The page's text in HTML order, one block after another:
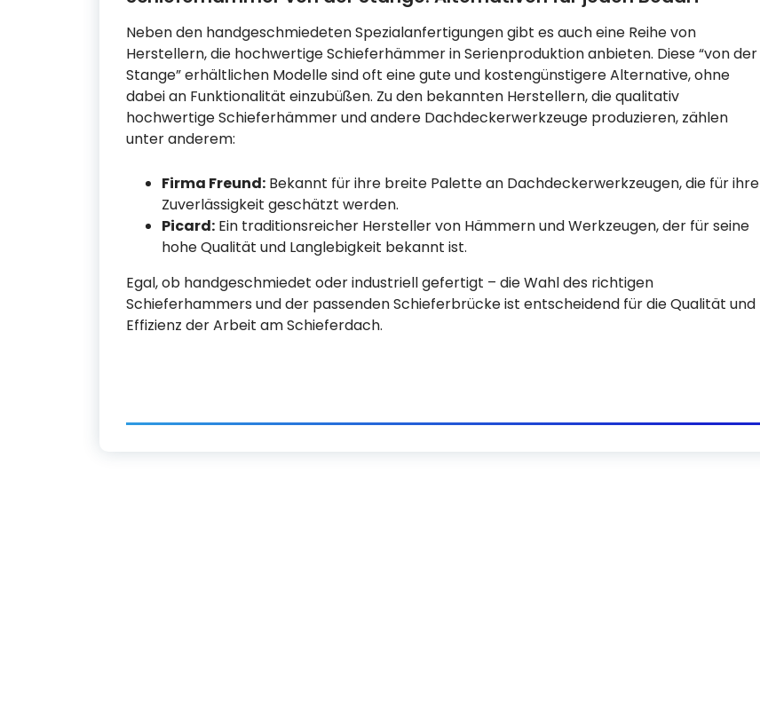
Neben den handgeschmiedeten Spezialanfertigungen gibt es auch eine Reihe von
Herstellern, die hochwertige Schieferhämmer in Serienproduktion anbieten. Diese “von der
Stange” erhältlichen Modelle sind oft eine gute und kostengünstigere Alternative, ohne
dabei an Funktionalität einzubüßen. Zu den bekannten Herstellern, die qualitativ
hochwertige Schieferhämmer und andere Dachdeckerwerkzeuge produzieren, zählen
unter anderem:
Firma Freund:Bekannt für ihre breite Palette an Dachdeckerwerkzeugen, die für ihre
Zuverlässigkeit geschätzt werden.
Picard:Ein traditionsreicher Hersteller von Hämmern und Werkzeugen, der für seine
hohe Qualität und Langlebigkeit bekannt ist.
Egal, ob handgeschmiedet oder industriell gefertigt – die Wahl des richtigen
Schieferhammers und der passenden Schieferbrücke ist entscheidend für die Qualität und
Effizienz der Arbeit am Schieferdach.